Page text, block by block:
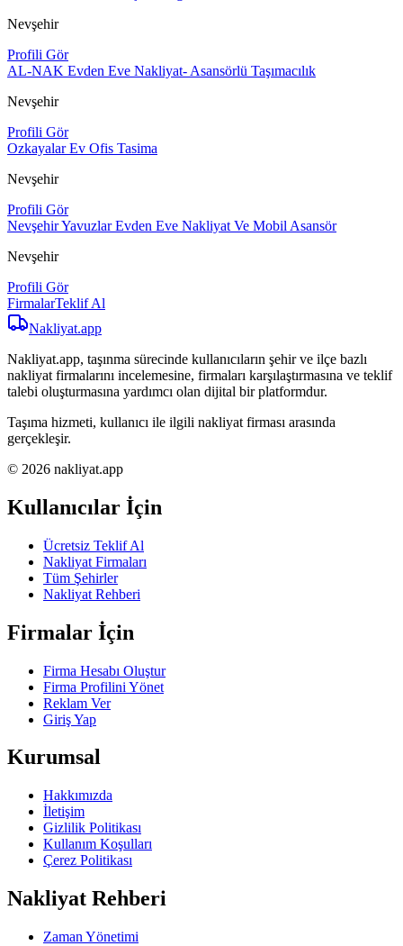
Nevşehir
Profili Gör
AL-NAK Evden Eve Nakliyat- Asansörlü Taşımacılık
Nevşehir
Profili Gör
Ozkayalar Ev Ofis Tasima
Nevşehir
Profili Gör
Nevşehir Yavuzlar Evden Eve Nakliyat Ve Mobil Asansör
Nevşehir
Profili Gör
FirmalarTeklif Al
Nakliyat.app
Nakliyat.app, taşınma sürecinde kullanıcıların şehir ve ilçe bazlı
nakliyat firmalarını incelemesine, firmaları karşılaştırmasına ve teklif
talebi oluşturmasına yardımcı olan dijital bir platformdur.
Taşıma hizmeti, kullanıcı ile ilgili nakliyat firması arasında
gerçekleşir.
© 2026 nakliyat.app
Kullanıcılar İçin
Ücretsiz Teklif Al
Nakliyat Firmaları
Tüm Şehirler
Nakliyat Rehberi
Firmalar İçin
Firma Hesabı Oluştur
Firma Profilini Yönet
Reklam Ver
Giriş Yap
Kurumsal
Hakkımızda
İletişim
Gizlilik Politikası
Kullanım Koşulları
Çerez Politikası
Nakliyat Rehberi
Zaman Yönetimi